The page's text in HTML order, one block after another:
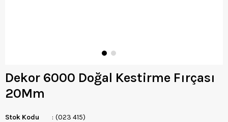
Dekor 6000 Doğal Kestirme Fırçası
20Mm
Stok Kodu
(023 415)